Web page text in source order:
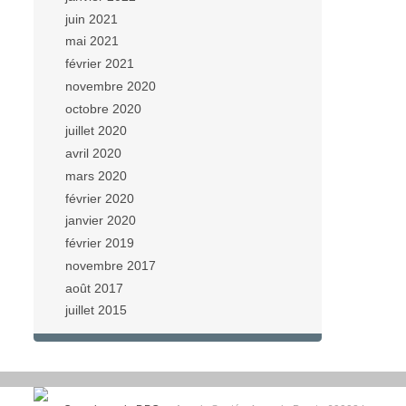
juin 2021
mai 2021
février 2021
novembre 2020
octobre 2020
juillet 2020
avril 2020
mars 2020
février 2020
janvier 2020
février 2019
novembre 2017
août 2017
juillet 2015